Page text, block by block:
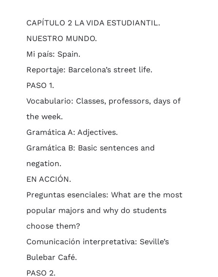
CAPÍTULO 2 LA VIDA ESTUDIANTIL.
NUESTRO MUNDO.
Mi país: Spain.
Reportaje: Barcelona’s street life.
PASO 1.
Vocabulario: Classes, professors, days of
the week.
Gramática A: Adjectives.
Gramática B: Basic sentences and
negation.
EN ACCIÓN.
Preguntas esenciales: What are the most
popular majors and why do students
choose them?
Comunicación interpretativa: Seville’s
Bulebar Café.
PASO 2.